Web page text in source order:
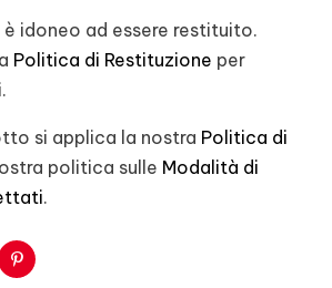
idoneo ad essere restituito.
Politica di Restituzione per
si applica la nostra Politica di
politica sulle Modalità di
.
Pinterest